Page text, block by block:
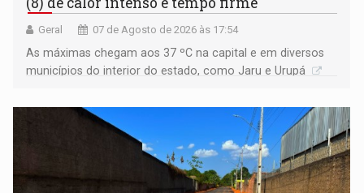
Geral 07 de Agosto de 2026 às 17:54
As máximas chegam aos 37 ºC na capital e em diversos
municípios do interior do estado, como Jaru e Urupá